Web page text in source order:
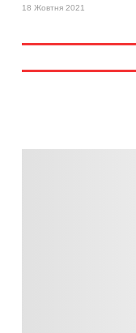
18 Жовтня 2021